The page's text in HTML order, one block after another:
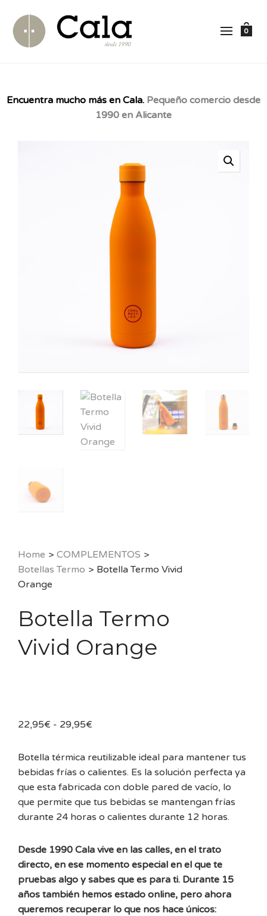
0
Encuentra mucho más en Cala. Pequeño comercio desde
1990 en Alicante
Home > COMPLEMENTOS >
Botellas Termo > Botella Termo Vivid
Orange
Botella Termo
Vivid Orange
22,95€ - 29,95€
precios:
desde
22,95€
hasta
29,95€
Botella térmica reutilizable ideal para mantener tus
bebidas frías o calientes. Es la solución perfecta ya
que esta fabricada con doble pared de vacío, lo
que permite que tus bebidas se mantengan frías
durante 24 horas o calientes durante 12 horas.
Desde 1990 Cala vive en las calles, en el trato
directo, en ese momento especial en el que te
pruebas algo y sabes que es para ti. Durante 15
años también hemos estado online, pero ahora
queremos recuperar lo que nos hace únicos: